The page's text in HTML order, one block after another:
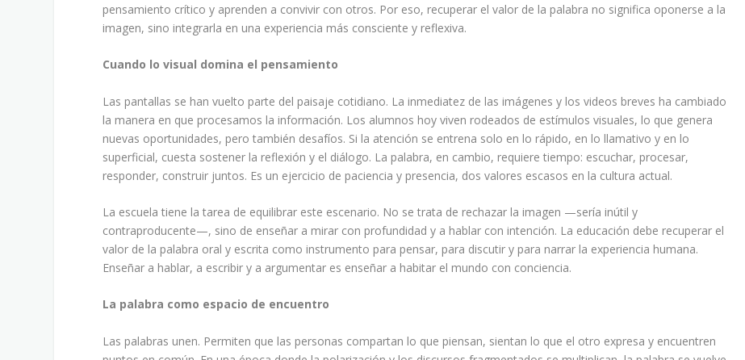
pensamiento crítico y aprenden a convivir con otros. Por eso, recuperar el valor de la palabra no significa oponerse a la
imagen, sino integrarla en una experiencia más consciente y reflexiva.
Cuando lo visual domina el pensamiento
Las pantallas se han vuelto parte del paisaje cotidiano. La inmediatez de las imágenes y los videos breves ha cambiado
la manera en que procesamos la información. Los alumnos hoy viven rodeados de estímulos visuales, lo que genera
nuevas oportunidades, pero también desafíos. Si la atención se entrena solo en lo rápido, en lo llamativo y en lo
superficial, cuesta sostener la reflexión y el diálogo. La palabra, en cambio, requiere tiempo: escuchar, procesar,
responder, construir juntos. Es un ejercicio de paciencia y presencia, dos valores escasos en la cultura actual.
La escuela tiene la tarea de equilibrar este escenario. No se trata de rechazar la imagen —sería inútil y
contraproducente—, sino de enseñar a mirar con profundidad y a hablar con intención. La educación debe recuperar el
valor de la palabra oral y escrita como instrumento para pensar, para discutir y para narrar la experiencia humana.
Enseñar a hablar, a escribir y a argumentar es enseñar a habitar el mundo con conciencia.
La palabra como espacio de encuentro
Las palabras unen. Permiten que las personas compartan lo que piensan, sientan lo que el otro expresa y encuentren